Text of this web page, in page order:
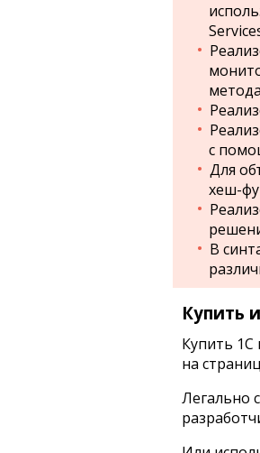
с
Для
хеш-
В
Купить
Купить 1С
на
Легально